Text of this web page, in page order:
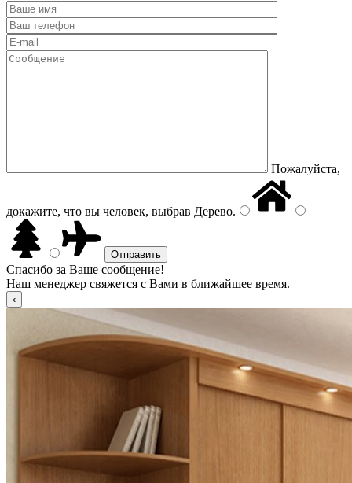
Пожалуйста,
докажите, что вы человек, выбрав Дерево.
Спасибо за Ваше сообщение!
Наш менеджер свяжется с Вами в ближайшее время.